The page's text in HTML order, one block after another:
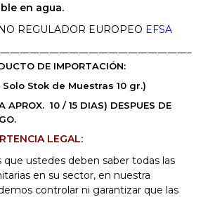
en agua.
REGULADOR EUROPEO EFSA
DE IMPORTACIÓN:
Stok de Muestras 10 gr.)
APROX. 10 / 15 DIAS) DESPUES DE
LEGAL:
ustedes deben saber todas las
en su sector, en nuestra
controlar ni garantizar que las